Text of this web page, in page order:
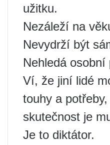
užitku.
Nezáleží na
Nevydrží být
Nehledá osobní
Ví, že jiní lidé
touhy a
skutečnost je
Je to diktátor.